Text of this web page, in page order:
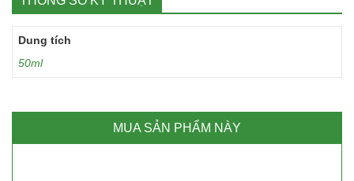
Dung tích
50ml
MUA SẢN PHẨM NÀY